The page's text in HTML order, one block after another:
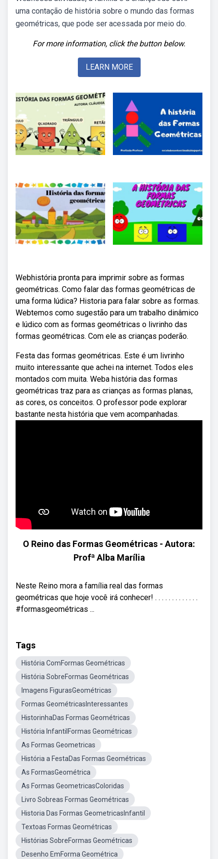
uma contação de história sobre o mundo das formas
geométricas, que pode ser acessada por meio do.
For more information, click the button below.
LEARN MORE
Webhistória pronta para imprimir sobre as formas
geométricas. Como falar das formas geométricas de
uma forma lúdica? Historia para falar sobre as formas.
Webtemos como sugestão para um trabalho dinâmico
e lúdico com as formas geométricas o livrinho das
formas geométricas. Com ele as crianças poderão.
Festa das formas geométricas. Este é um livrinho
muito interessante que achei na internet. Todos eles
montados com muita. Weba história das formas
geométricas traz para as crianças as formas planas,
as cores, os conceitos. O professor pode explorar
bastante nesta história que vem acompanhadas.
O Reino das Formas Geométricas - Autora:
Profª Alba Marília
Neste Reino mora a família real das formas
geométricas que hoje você irá conhecer! . . . . . . . . . . . . .
#formasgeométricas ...
Tags
História ComFormas Geométricas
História SobreFormas Geométricas
Imagens FigurasGeométricas
Formas GeométricasInteressantes
HistorinhaDas Formas Geométricas
História InfantilFormas Geométricas
As Formas Geometricas
História a FestaDas Formas Geométricas
As FormasGeométrica
As Formas GeometricasColoridas
Livro Sobreas Formas Geométricas
Historia Das Formas GeometricasInfantil
Textoas Formas Geométricas
Histórias SobreFormas Geométricas
Desenho EmForma Geométrica